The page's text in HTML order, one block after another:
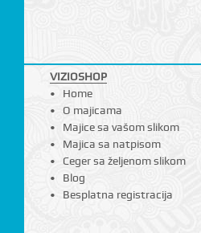
VIZIOSHOP
Home
O majicama
Majice sa vašom slikom
Majica sa natpisom
Ceger sa željenom slikom
Blog
Besplatna registracija